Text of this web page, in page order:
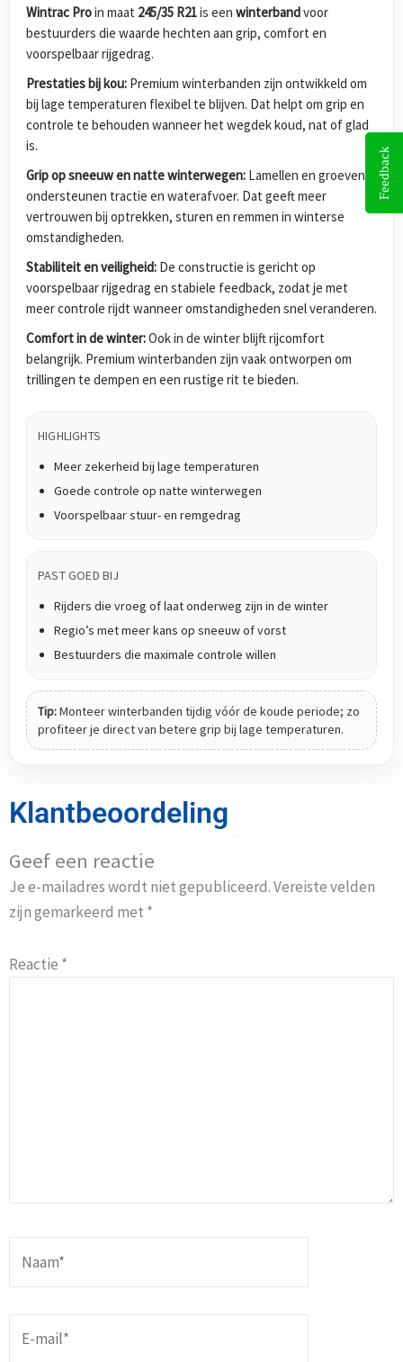
Wintrac Proin maat 245/35 R21is een winterbandvoor
bestuurders die waarde hechten aan grip, comfort en
voorspelbaar rijgedrag.
Prestaties bij kou: Premium winterbanden zijn ontwikkeld om
bij lage temperaturen flexibel te blijven. Dat helpt om grip en
controle te behouden wanneer het wegdek koud, nat of glad
is.
Grip op sneeuw en natte winterwegen: Lamellen en groeven
ondersteunen tractie en waterafvoer. Dat geeft meer
vertrouwen bij optrekken, sturen en remmen in winterse
omstandigheden.
Stabiliteit en veiligheid: De constructie is gericht op
voorspelbaar rijgedrag en stabiele feedback, zodat je met
meer controle rijdt wanneer omstandigheden snel veranderen.
Comfort in de winter:Ook in de winter blijft rijcomfort
belangrijk. Premium winterbanden zijn vaak ontworpen om
trillingen te dempen en een rustige rit te bieden.
HIGHLIGHTS
Meer zekerheid bij lage temperaturen
Goede controle op natte winterwegen
Voorspelbaar stuur- en remgedrag
PAST GOED BIJ
Rijders die vroeg of laat onderweg zijn in de winter
Regio’s met meer kans op sneeuw of vorst
Bestuurders die maximale controle willen
Tip:Monteer winterbanden tijdig vóór de koude periode; zo
profiteer je direct van betere grip bij lage temperaturen.
Klantbeoordeling
Geef een reactie
Je e-mailadres wordt niet gepubliceerd.Vereiste velden
zijn gemarkeerd met *
Reactie *
mail*
Feedback